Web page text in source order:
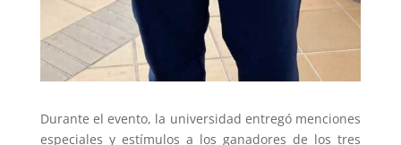
Durante el evento, la universidad entregó menciones
especiales y estímulos a los ganadores de los tres